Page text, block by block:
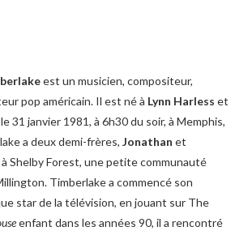
est un musicien, compositeur,
pop américain. Il est né à Lynn Harless et
le 31 janvier 1981, à 6h30 du soir, à Memphis,
a deux demi-frères, Jonathan et
à Shelby Forest, une petite communauté
Timberlake a commencé son
star de la télévision, en jouant sur The
enfant dans les années 90, il a rencontré